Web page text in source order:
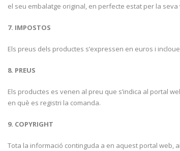
el seu embalatge original, en perfecte estat per la
7. IMPOSTOS
Els preus dels productes s’expressen en euros i
8. PREUS
Els productes es venen al preu que s’indica al portal
en què es registri la comanda.
9. COPYRIGHT
Tota la informació continguda a en aquest portal web,